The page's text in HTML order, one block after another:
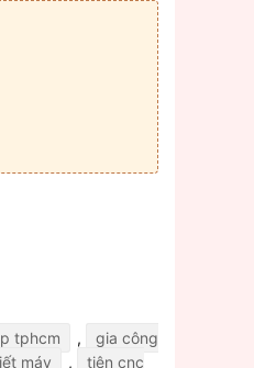
tphcm ,
gia công
máy ,
tiện cnc